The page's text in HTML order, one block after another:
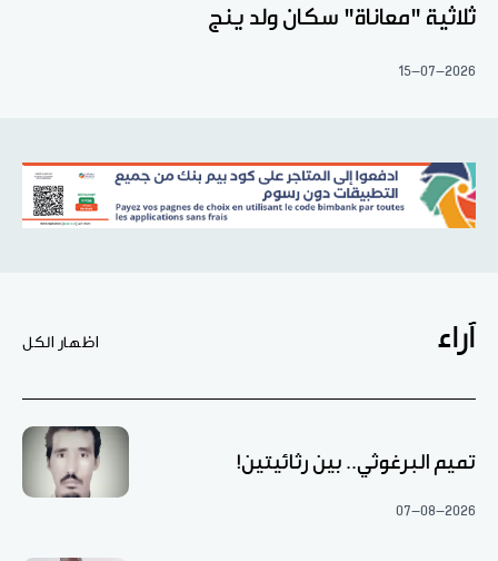
ثلاثية "معاناة" سكان ولد ينج
15-07-2026
آراء اظهار الكل
تميم البرغوثي.. بين رثائيتين!
07-08-2026